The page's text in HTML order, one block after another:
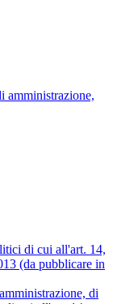
amministrazione,
di cui all'art. 14,
(da pubblicare in
di